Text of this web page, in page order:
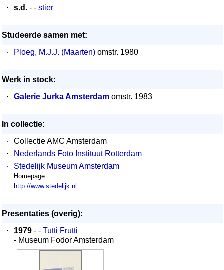
·
s.d. - - stier
Studeerde samen met:
·
Ploeg, M.J.J. (Maarten) omstr. 1980
Werk in stock:
·
Galerie Jurka Amsterdam omstr. 1983
In collectie:
·
Collectie AMC Amsterdam
·
Nederlands Foto Instituut Rotterdam
·
Stedelijk Museum Amsterdam
Homepage:
http://www.stedelijk.nl
Presentaties (overig):
·
1979 - - Tutti Frutti
- Museum Fodor Amsterdam